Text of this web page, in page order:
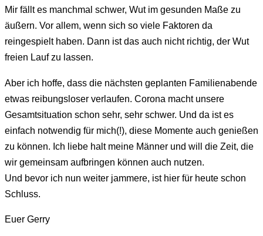
Mir fällt es manchmal schwer, Wut im gesunden Maße zu
äußern. Vor allem, wenn sich so viele Faktoren da
reingespielt haben. Dann ist das auch nicht richtig, der Wut
freien Lauf zu lassen.
Aber ich hoffe, dass die nächsten geplanten Familienabende
etwas reibungsloser verlaufen. Corona macht unsere
Gesamtsituation schon sehr, sehr schwer. Und da ist es
einfach notwendig für mich(!), diese Momente auch genießen
zu können. Ich liebe halt meine Männer und will die Zeit, die
wir gemeinsam aufbringen können auch nutzen.
Und bevor ich nun weiter jammere, ist hier für heute schon
Schluss.
Euer Gerry